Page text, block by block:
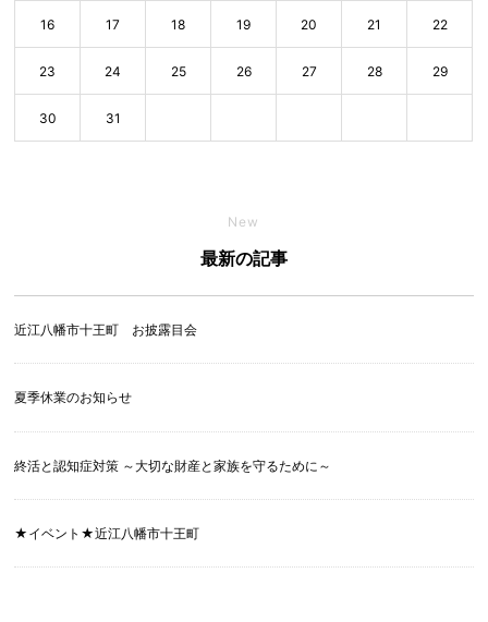
16 17 18 19 20 21 22
23 24 25 26 27 28 29
30 31
New
最新の記事
近江八幡市十王町 お披露目会
夏季休業のお知らせ
終活と認知症対策 ～大切な財産と家族を守るために～
★イベント★近江八幡市十王町